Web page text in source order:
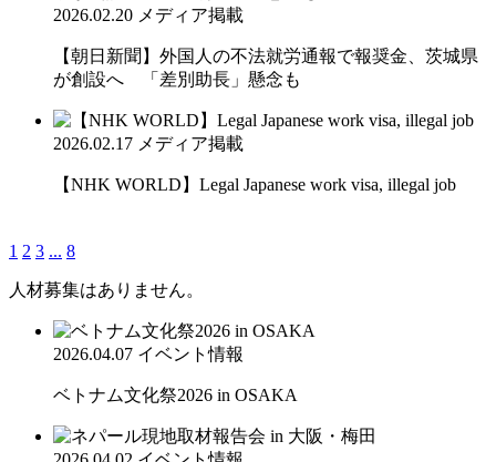
2026.02.20 メディア掲載
【朝日新聞】外国人の不法就労通報で報奨金、茨城県
が創設へ 「差別助長」懸念も
2026.02.17 メディア掲載
【NHK WORLD】Legal Japanese work visa, illegal job
1 2 3 ... 8
人材募集はありません。
2026.04.07 イベント情報
ベトナム文化祭2026 in OSAKA